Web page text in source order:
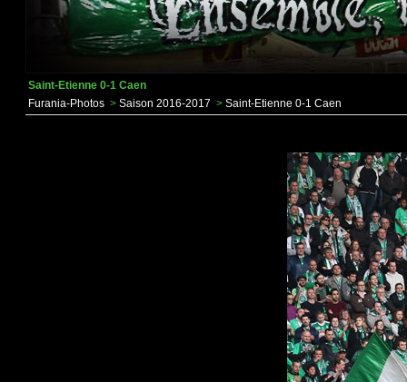
Saint-Etienne 0-1 Caen
Furania-Photos > Saison 2016-2017 > Saint-Etienne 0-1 Caen